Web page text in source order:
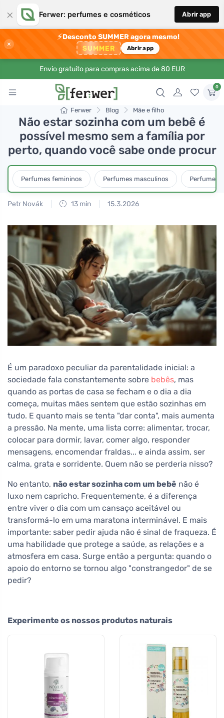
× Ferwer: perfumes e cosméticos Abrir app
×
⚡Desconto SUMMER agora mesmo!
SUMMER Abrir app
Envio gratuito para compras acima de 80 EUR
0
Ferwer Blog Mãe e filho
Não estar sozinha com um bebê é
possível mesmo sem a família por
perto, quando você sabe onde procur
Perfumes femininos Perfumes masculinos Perfumes
Petr Novák 13 min 15.3.2026
É um paradoxo peculiar da parentalidade inicial: a
sociedade fala constantemente sobre bebês, mas
quando as portas de casa se fecham e o dia a dia
começa, muitas mães sentem que estão sozinhas em
tudo. E quanto mais se tenta "dar conta", mais aumenta
a pressão. Na mente, uma lista corre: alimentar, trocar,
colocar para dormir, lavar, comer algo, responder
mensagens, encomendar fraldas... e ainda assim, ser
calma, grata e sorridente. Quem não se perderia nisso?
No entanto, não estar sozinha com um bebê não é
luxo nem capricho. Frequentemente, é a diferença
entre viver o dia com um cansaço aceitável ou
transformá-lo em uma maratona interminável. E mais
importante: saber pedir ajuda não é sinal de fraqueza. É
uma habilidade que protege a saúde, as relações e a
atmosfera em casa. Surge então a pergunta: quando o
apoio do entorno se tornou algo "constrangedor" de se
pedir?
Experimente os nossos produtos naturais